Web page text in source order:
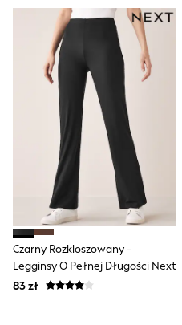
Lipsy Girl
River Island
Baker by Ted Baker
JoJo Maman Bébé
Occasionwear
Schoolwear
Partywear
Flower Girl
Bridesmaid
Shop All
Dungarees
A-Z Brands
BOYS
New In
New in from Next
98 - 110cm
116 - 134cm
140 - 174cm
Czarny Rozkloszowany -
Legginsy O Pełnej Długości Next
83 zł